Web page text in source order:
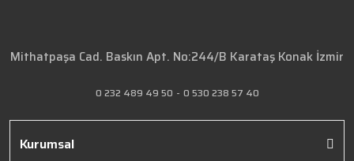
Mithatpaşa Cad. Baskın Apt. No:244/B Karataş Konak İzmir
0 232 489 49 50 - 0 530 238 57 40
Kurumsal